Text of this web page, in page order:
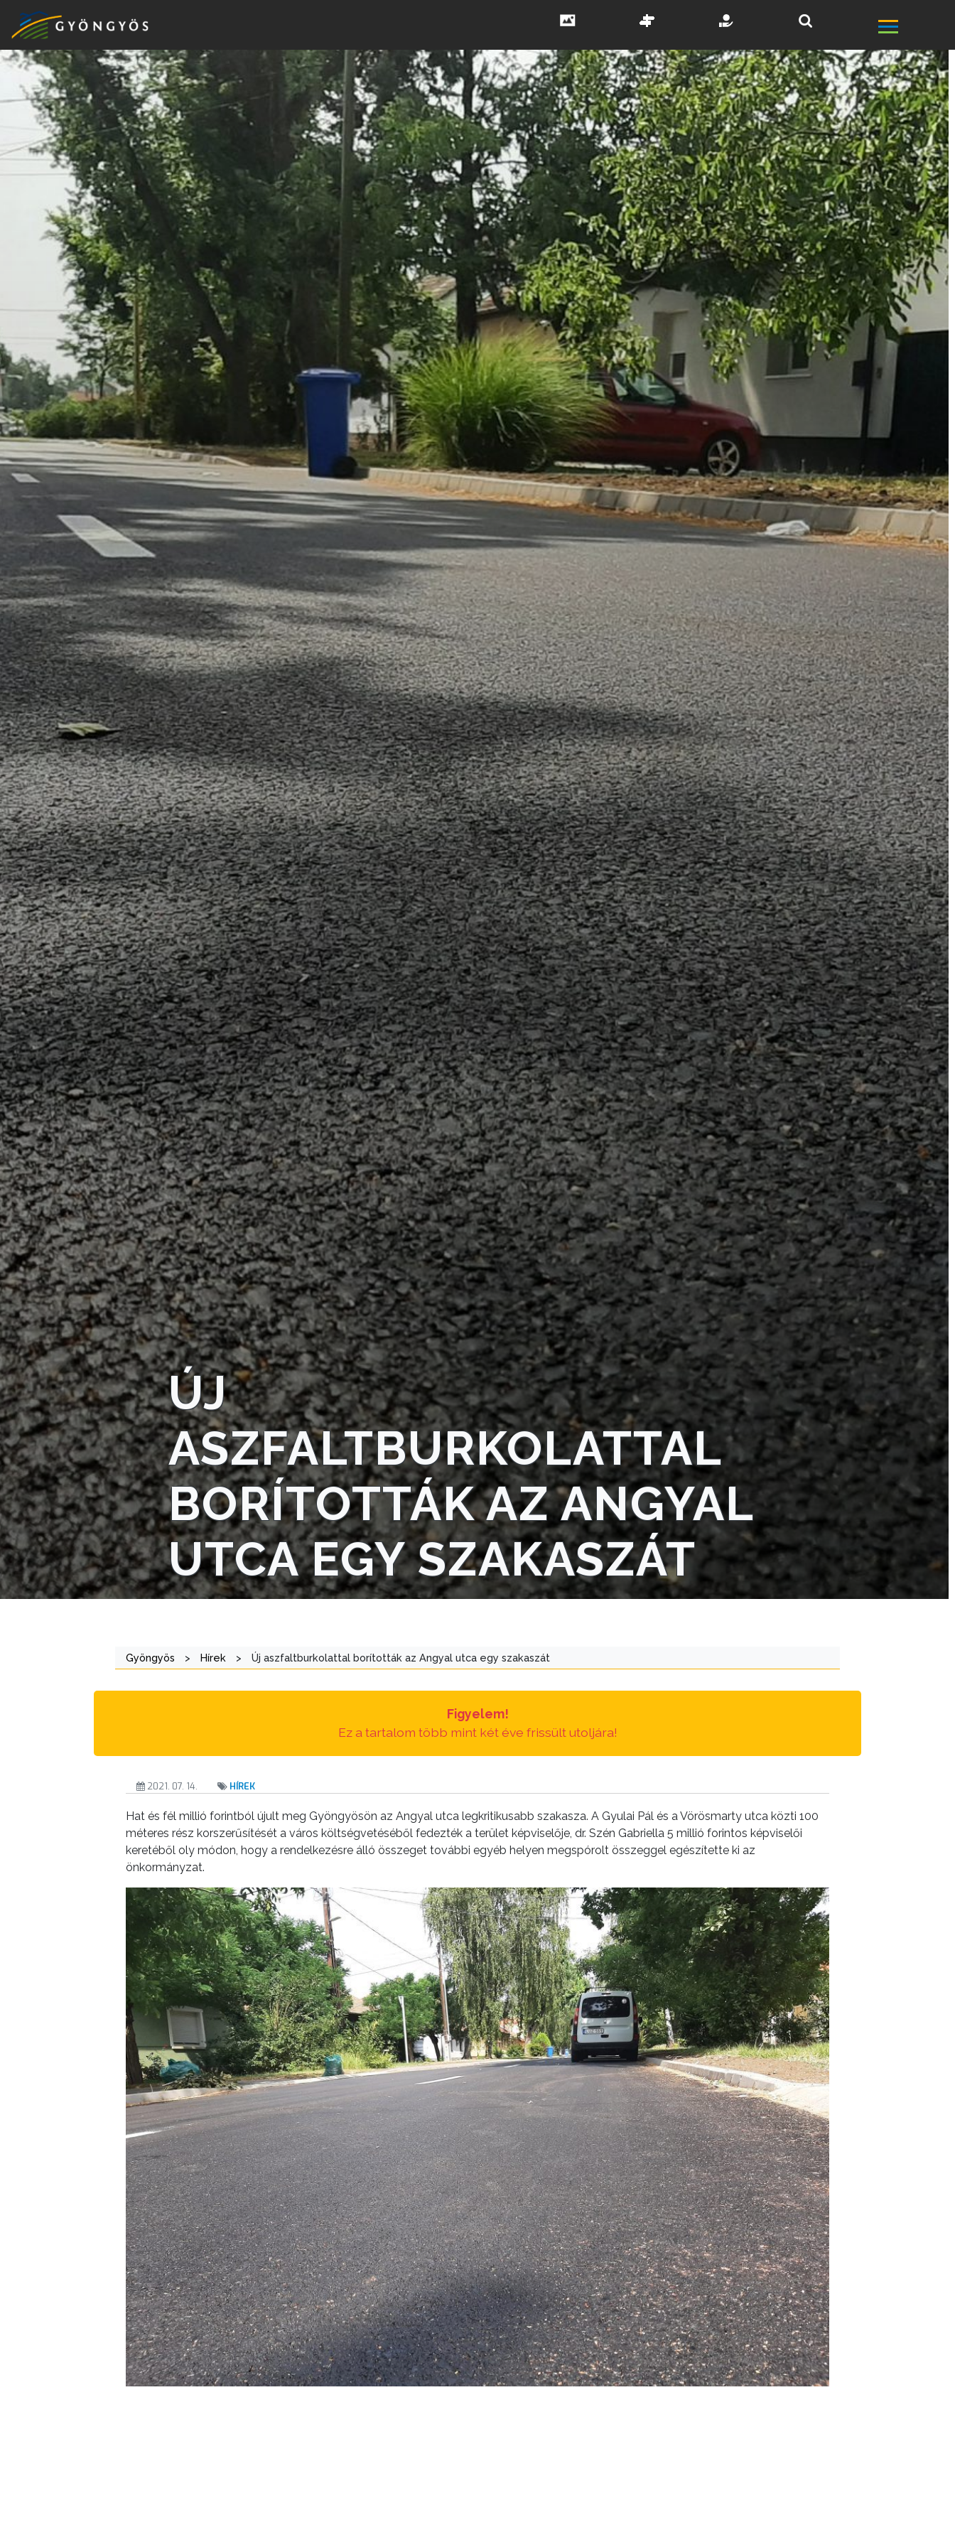
A
VÁROS
KIEMELT
LÁTVÁNYOSSÁGOK
GYÖNGYÖS
VÁROS
ÉRTÉKTÁRA
VÁROSUNKRÓL
LAKOSSÁGI
INFORMÁCIÓK
HASZNOS
A
VÁROS
PÉNZÜGYEI
KÖLTSÉGVETÉSI
RENDELETEK
AZ
ÉPÜLŐ
VÁROS
FEJLESZTÉSEK
KÖRNYEZETVÉDELEM
TELEPÜLÉSRENDEZÉS
STRATÉGIÁK
ÉS
KONCEPCIÓK
BEJELENTŐ
VÁROSHÁZA
AZ
ÖNKORMÁNYZAT
A
KÉPVISELŐ-
TESTÜLET
A
VÁROSRENDÉSZET
TÁJÉKOZTATÓK
ÁTLÁTHATÓSÁG
ÖNKORMÁNYZATI
ÜGYINTÉZÉS
GEOTERM-
ÚJ
ASZFALTBURKOLATTAL
BORÍTOTTÁK AZ ANGYAL
UTCA EGY SZAKASZÁT
Gyöngyös > Hírek > Új aszfaltburkolattal borították az Angyal utca egy szakaszát
Figyelem!
Ez a tartalom több mint két éve frissült utoljára!
2021. 07. 14. HÍREK
Hat és fél millió forintból újult meg Gyöngyösön az Angyal utca legkritikusabb szakasza. A Gyulai Pál és a Vörösmarty utca közti 100
méteres rész korszerűsítését a város költségvetéséből fedezték a terület képviselője, dr. Szén Gabriella 5 millió forintos képviselői
keretéből oly módon, hogy a rendelkezésre álló összeget további egyéb helyen megspórolt összeggel egészítette ki az
önkormányzat.